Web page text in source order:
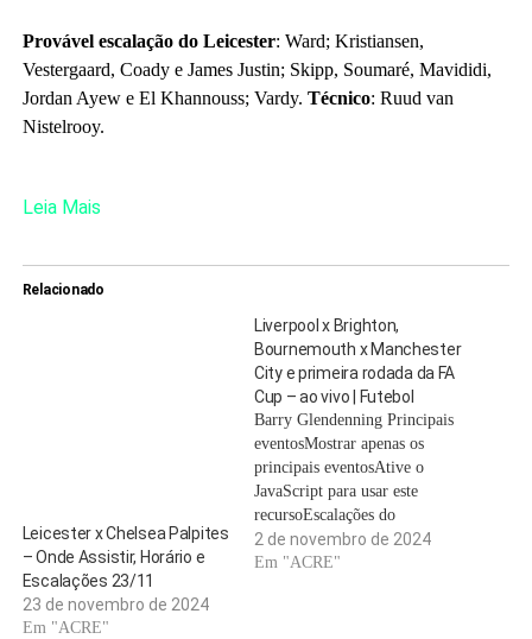
Provável escalação do Leicester: Ward; Kristiansen,
Vestergaard, Coady e James Justin; Skipp, Soumaré, Mavididi,
Jordan Ayew e El Khannouss; Vardy. Técnico: Ruud van
Nistelrooy.
Leia Mais
Relacionado
Leicester x Chelsea Palpites
– Onde Assistir, Horário e
Escalações 23/11
23 de novembro de 2024
Em "ACRE"
Liverpool x Brighton,
Bournemouth x Manchester
City e primeira rodada da FA
Cup – ao vivo | Futebol
Barry Glendenning Principais
eventosMostrar apenas os
principais eventosAtive o
JavaScript para usar este
recursoEscalações do
Liverpool x
BrightonLiverpool: Kelleher,
2 de novembro de 2024
Em "ACRE"